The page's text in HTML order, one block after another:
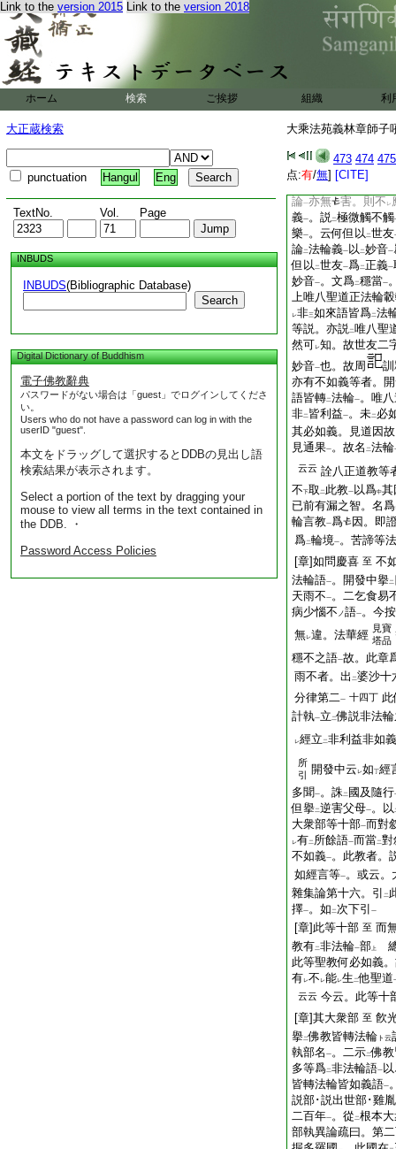
Link to the version 2015 Link to the version 2018
ホーム 検索 ご挨拶 組織 利
大正蔵検索
punctuation Hangul Eng
TextNo. Vol. Page
INBUDS
INBUDS(Bibliographic Database)
Search
Digital Dictionary of Buddhism
電子佛教辭典
パスワードがない場合は「guest」でログインしてくださ
い。
Users who do not have a password can log in with the
userID "guest".
本文をドラッグして選択するとDDBの見出し語
検索結果が表示されます。
Select a portion of the text by dragging your
mouse to view all terms in the text contained in
the DDB. ・
Password Access Policies
大乘法苑義林章師子
473 474 475
点:有/無] [CITE]
轂輞輻圓滿具足
五相一
。第三
成。即以
圓滿･摧
持業釋也。若云 轉
教有
非 法輪 故
友尊者説二婆沙論一
語皆轉
五百羅漢所造。如
世友 爲
論一亦無 害。則不 レ
義一。説二極微觸不觸
樂一。云何但以 二世友
論二法輪義一 以 二妙音一
但以 二世友一爲二正義一
妙音一。文爲二穩當一
上唯八聖道正法輪
レ非三如來語皆爲二法
等説。亦説二唯八聖
然可レ知。故世友二
妙音一也。故周
亦有不如義等者。
語皆轉二法輪一。唯
非二 皆利益一。未二 必
其必如義。見道因
見通果一。故名 二法輪
云云 詮八正道教等
不下取 二 此教一 以爲中其
已前有漏之智。名爲
輪言教一爲
因。即
爲二輪境一。苦諦等
[章]如問慶喜 至 不
法輪語一。開發中擧二
天雨不一。二乞食易
病少惱不 ノ語一。今
無レ違。法華經 見寶
塔品
穩不之語一故。此章
雨不者。出 二婆沙十
分律第二一 十四丁
計執一立 二佛説非法
レ經立 二非利益非如
所
引 開發中云 レ如丁經
多聞一。誅二 國及隨行
但擧二逆害父母一。以
大衆部等十部一而對
レ有二 所餘語一而當二對
不如義一。此教者。
如經言等一。或云。
雜集論第十六。引
二
擇一。如 二次下引 一
[章]此等十部 至 而
教有二非法輪一部 上
此等聖教何必如義
有レ不 レ能レ生 二他聖道
云云 今云。此等十
[章]其大衆部 至 飮
擧二佛教皆轉法輪 ト云
執部名 一。二示二佛
多等爲二非法輪語一
皆轉法輪皆如義語一
説部･説出世部･雞
二百年一。從 二根本
部執異論疏曰。第